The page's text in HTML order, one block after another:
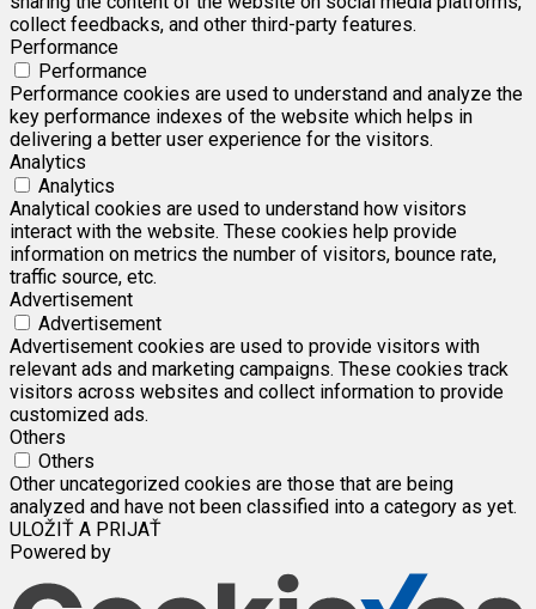
collect feedbacks, and other third-party features.
Performance
Performance
Performance cookies are used to understand and analyze the
key performance indexes of the website which helps in
delivering a better user experience for the visitors.
Analytics
Analytics
Analytical cookies are used to understand how visitors
interact with the website. These cookies help provide
information on metrics the number of visitors, bounce rate,
traffic source, etc.
Advertisement
Advertisement
Advertisement cookies are used to provide visitors with
relevant ads and marketing campaigns. These cookies track
visitors across websites and collect information to provide
customized ads.
Others
Others
Other uncategorized cookies are those that are being
analyzed and have not been classified into a category as yet.
ULOŽIŤ A PRIJAŤ
Powered by